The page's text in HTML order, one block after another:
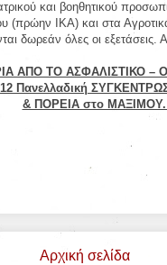
και βοηθητικού
ΙΚΑ) και στα
δωρεάν όλες οι
ΑΠΟ ΤΟ ΑΣΦΑΛΙΣΤΙΚΟ –
Πανελλαδική
& ΠΟΡΕΙΑ στο ΜΑΞΙΜΟΥ.
Αρχική σελίδα